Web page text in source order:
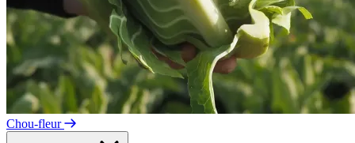
Chou-fleur